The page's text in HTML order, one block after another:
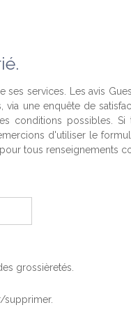
ses services. Les avis
via une enquête de
conditions possibles.
d'utiliser le
tous renseignements
grossièretés.
supprimer.